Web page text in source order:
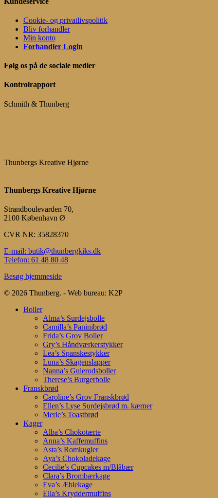
Cookie- og privatlivspolitik
Bliv forhandler
Min konto
Forhandler Login
Følg os på de sociale medier
Kontrolrapport
Schmith & Thunberg
Thunbergs Kreative Hjørne
Thunbergs Kreative Hjørne
Strandboulevarden 70,
2100 København Ø
CVR NR: 35828370
E-mail: butik@thunbergkiks.dk
Telefon: 61 48 80 48
Besøg hjemmeside
© 2026 Thunberg. - Web bureau: K2P
Close
Boller
Alma’s Surdejsbolle
Camilla’s Paninibrød
Frida’s Grov Boller
Gry’s Håndværkerstykker
Lea’s Spanskestykker
Luna’s Skagenslapper
Nanna’s Gulerodsboller
Therese’s Burgerbolle
Franskbrød
Caroline’s Grov Franskbrød
Ellen’s Lyse Surdejsbrød m. kærner
Merle’s Toastbrød
Kager
Alba’s Chokotærte
Anna’s Kaffemuffins
Asta’s Romkugler
Aya’s Chokoladekage
Cecilie’s Cupcakes m/Blåbær
Clara’s Brombærkage
Eva’s Æblekage
Ella’s Kryddermuffins